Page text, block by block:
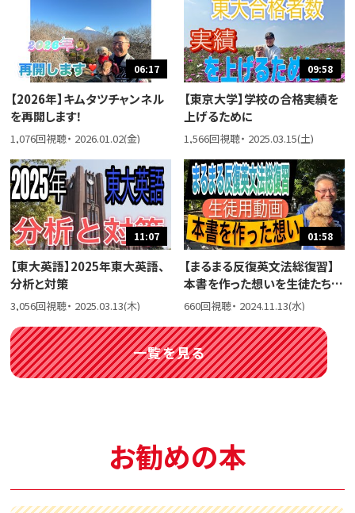
06:17
【2026年】キムタツチャンネル
を再開します！
1,076回視聴・ 2026.01.02(金)
09:58
【東京大学】学校の合格実績を
上げるために
1,566回視聴・ 2025.03.15(土)
11:07
【東大英語】2025年東大英語、
分析と対策
3,056回視聴・ 2025.03.13(木)
01:58
【まるまる反復英文法総復習】
本書を作った想いを生徒たちに
話しました。
660回視聴・ 2024.11.13(水)
一覧を見る
お勧めの本